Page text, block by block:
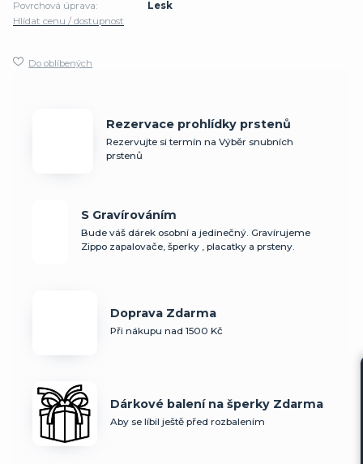
Povrchová úprava:
Lesk
Hlídat cenu / dostupnost
Do oblíbených
Rezervace prohlídky prstenů
Rezervujte si termín na Výběr snubních
prstenů
S Gravírováním
Bude váš dárek osobní a jedinečný. Gravírujeme
Zippo zapalovače, šperky , placatky a prsteny.
Doprava Zdarma
Při nákupu nad 1500 Kč
Dárkové balení na šperky Zdarma
Aby se líbil ještě před rozbalením